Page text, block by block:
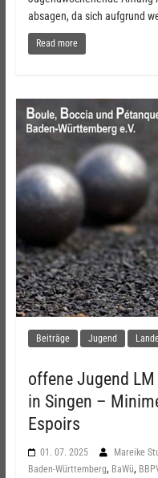
absagen, da sich aufgrund
Read more
Beiträge Jugend
offene Jugend
in Singen –
Espoirs
01. 07. 2025 Mareike
Baden-Württemberg, BaWü,